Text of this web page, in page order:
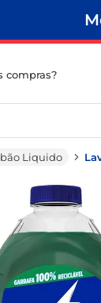
compras?
Liquido